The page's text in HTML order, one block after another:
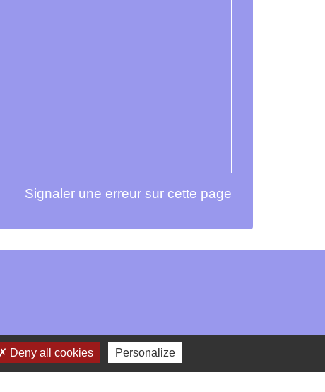
Signaler une erreur sur cette page
Deny all cookies Personalize